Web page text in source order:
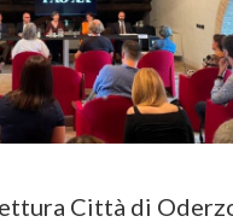
Città di